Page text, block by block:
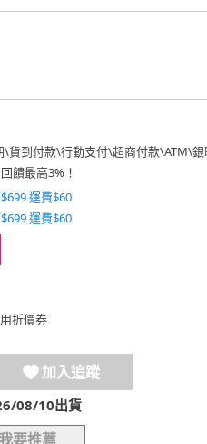
\貨到付款\行動支付\超商付款\ATM\銀
饋最高3%！
運費$60
運費$60
折價券
加入追蹤
08/10出貨
要推薦